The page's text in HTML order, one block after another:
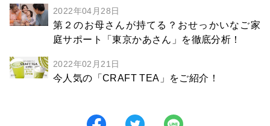
2022年04月28日
第２のお母さんが持てる？おせっかいなご家
庭サポート「東京かあさん」を徹底分析！
2022年02月21日
今人気の「CRAFT TEA」をご紹介！